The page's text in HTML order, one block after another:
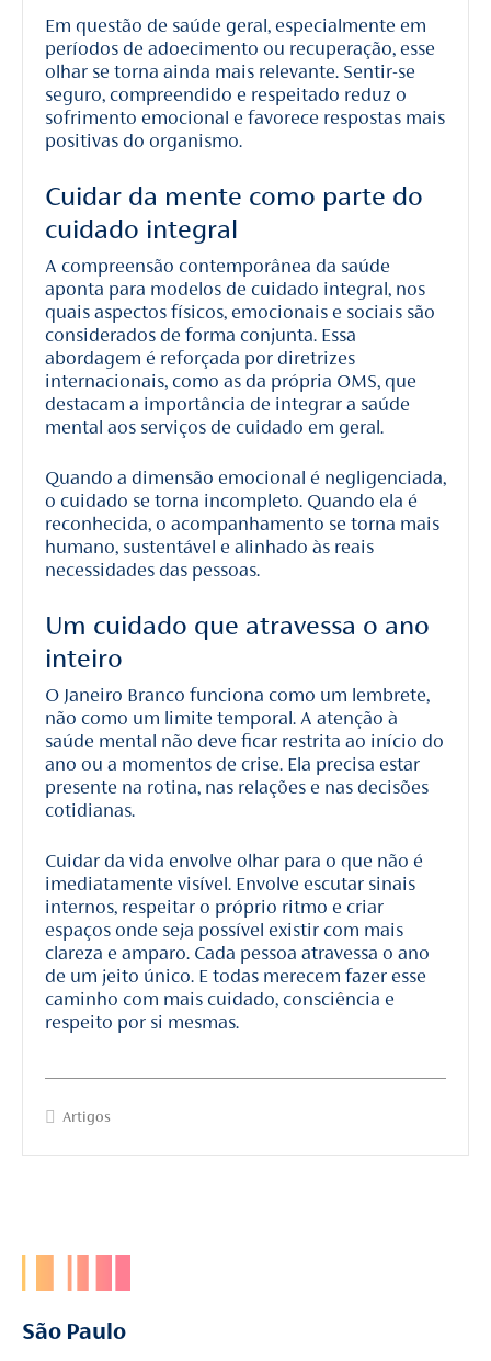
Em questão de saúde geral, especialmente em
períodos de adoecimento ou recuperação, esse
olhar se torna ainda mais relevante. Sentir-se
seguro, compreendido e respeitado reduz o
sofrimento emocional e favorece respostas mais
positivas do organismo.
Cuidar da mente como parte do
cuidado integral
A compreensão contemporânea da saúde
aponta para modelos de cuidado integral, nos
quais aspectos físicos, emocionais e sociais são
considerados de forma conjunta. Essa
abordagem é reforçada por diretrizes
internacionais, como as da própria OMS, que
destacam a importância de integrar a saúde
mental aos serviços de cuidado em geral.
Quando a dimensão emocional é negligenciada,
o cuidado se torna incompleto. Quando ela é
reconhecida, o acompanhamento se torna mais
humano, sustentável e alinhado às reais
necessidades das pessoas.
Um cuidado que atravessa o ano
inteiro
O Janeiro Branco funciona como um lembrete,
não como um limite temporal. A atenção à
saúde mental não deve ficar restrita ao início do
ano ou a momentos de crise. Ela precisa estar
presente na rotina, nas relações e nas decisões
cotidianas.
Cuidar da vida envolve olhar para o que não é
imediatamente visível. Envolve escutar sinais
internos, respeitar o próprio ritmo e criar
espaços onde seja possível existir com mais
clareza e amparo. Cada pessoa atravessa o ano
de um jeito único. E todas merecem fazer esse
caminho com mais cuidado, consciência e
respeito por si mesmas.
Artigos
São Paulo